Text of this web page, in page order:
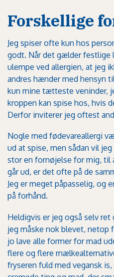
Forskellige
Jeg spiser ofte kun hos
godt. Når det gælder festlige
ulempe ved allergien, at jeg
andres hænder med hensyn
kun mine tætteste veninder,
kroppen kan spise hos, hvis
Derfor inviterer jeg oftest
Nogle med fødevareallergi
ud at spise, men sådan vil
stor en fornøjelse for mig, til
går ud, er det ofte på de
Jeg er meget påpasselig, og
på forhånd.
Heldigvis er jeg også selv
jeg måske nok blevet, netop
jo lave alle former for mad
flere og flere
fryseren fuld med vegansk